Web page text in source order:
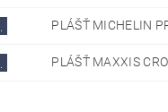
PLÁŠŤ MICHELIN
PLÁŠŤ MAXXIS